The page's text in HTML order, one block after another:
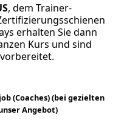
, dem Trainer-
erhalten Sie dann
Kurs und sind
(Coaches) (bei gezielten
Angebot)